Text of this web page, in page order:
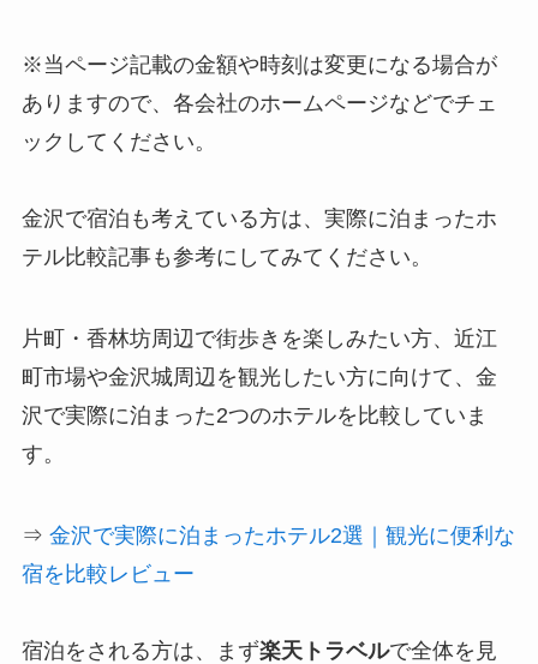
※当ページ記載の金額や時刻は変更になる場合が
ありますので、各会社のホームページなどでチェ
ックしてください。
金沢で宿泊も考えている方は、実際に泊まったホ
テル比較記事も参考にしてみてください。
片町・香林坊周辺で街歩きを楽しみたい方、近江
町市場や金沢城周辺を観光したい方に向けて、金
沢で実際に泊まった2つのホテルを比較していま
す。
⇒ 金沢で実際に泊まったホテル2選｜観光に便利な
宿を比較レビュー
宿泊をされる方は、まず楽天トラベルで全体を見